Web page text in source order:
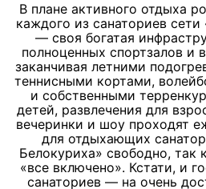
В плане активного отдыха
каждого из санаториев
— своя богатая
полноценных спортзалов и
заканчивая летними
теннисными кортами,
и собственными
детей, развлечения для
вечеринки и шоу проходят
для отдыхающих
Белокуриха» свободно, так
«все включено». Кстати, и
санаториев — на очень